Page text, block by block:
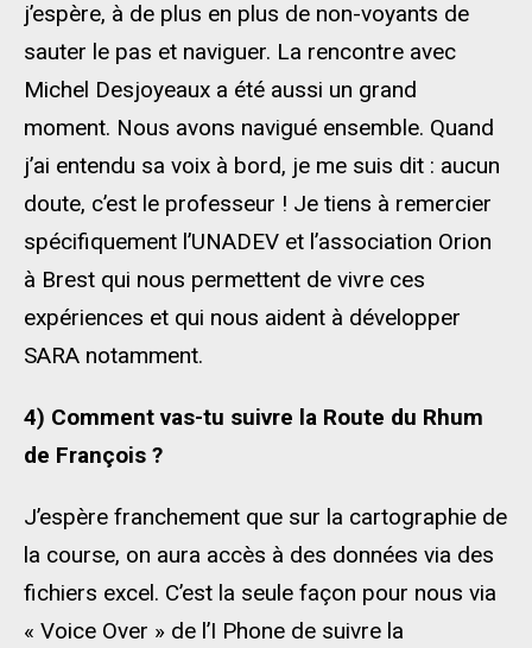
j’espère, à de plus en plus de non-voyants de
sauter le pas et naviguer. La rencontre avec
Michel Desjoyeaux a été aussi un grand
moment. Nous avons navigué ensemble. Quand
j’ai entendu sa voix à bord, je me suis dit : aucun
doute, c’est le professeur ! Je tiens à remercier
spécifiquement l’UNADEV et l’association Orion
à Brest qui nous permettent de vivre ces
expériences et qui nous aident à développer
SARA notamment.
4) Comment vas-tu suivre la Route du Rhum
de François ?
J’espère franchement que sur la cartographie de
la course, on aura accès à des données via des
fichiers excel. C’est la seule façon pour nous via
« Voice Over » de l’I Phone de suivre la